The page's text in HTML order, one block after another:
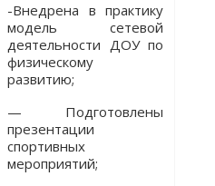
-Внедрена в практику
модель сетевой
деятельности ДОУ по
физическому
развитию;
— Подготовлены
презентации
спортивных
мероприятий;